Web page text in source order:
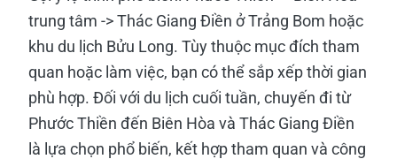
trung tâm -> Thác Giang Điền ở Trảng Bom hoặc
khu du lịch Bửu Long. Tùy thuộc mục đích tham
quan hoặc làm việc, bạn có thể sắp xếp thời gian
phù hợp. Đối với du lịch cuối tuần, chuyến đi từ
Phước Thiền đến Biên Hòa và Thác Giang Điền
là lựa chọn phổ biến, kết hợp tham quan và công